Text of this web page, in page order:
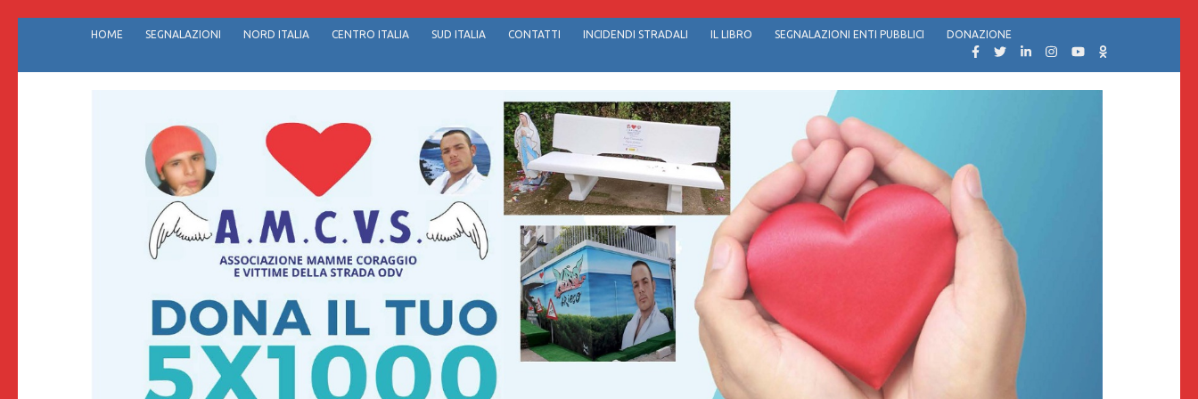
contenuto
HOME SEGNALAZIONI NORD ITALIA CENTRO ITALIA SUD ITALIA CONTATTI INCIDENDI STRADALI IL LIBRO SEGNALAZIONI ENTI PUBBLICI DONAZIONE